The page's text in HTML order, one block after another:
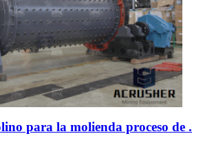
para la molienda proceso de .